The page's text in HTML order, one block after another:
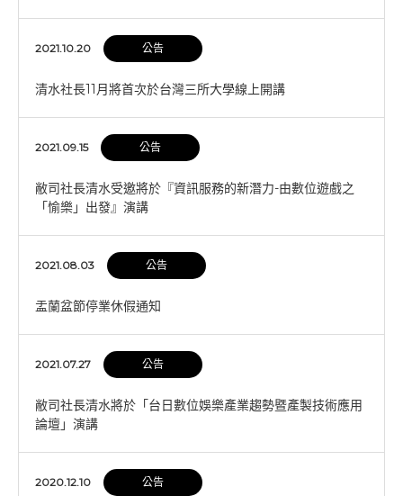
2021.10.20 公告
清水社長11月將首次於台灣三所大學線上開講
2021.09.15 公告
敝司社長清水受邀將於『資訊服務的新潛力-由數位遊戲之
「愉樂」出發』演講
2021.08.03 公告
盂蘭盆節停業休假通知
2021.07.27 公告
敝司社長清水將於「台日數位娛樂產業趨勢暨產製技術應用
論壇」演講
2020.12.10 公告